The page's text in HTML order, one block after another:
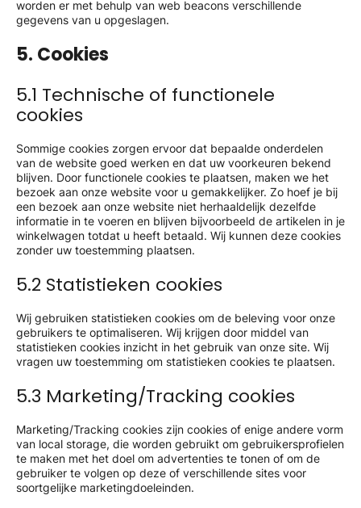
worden er met behulp van web beacons verschillende
gegevens van u opgeslagen.
5. Cookies
5.1 Technische of functionele
cookies
Sommige cookies zorgen ervoor dat bepaalde onderdelen
van de website goed werken en dat uw voorkeuren bekend
blijven. Door functionele cookies te plaatsen, maken we het
bezoek aan onze website voor u gemakkelijker. Zo hoef je bij
een bezoek aan onze website niet herhaaldelijk dezelfde
informatie in te voeren en blijven bijvoorbeeld de artikelen in je
winkelwagen totdat u heeft betaald. Wij kunnen deze cookies
zonder uw toestemming plaatsen.
5.2 Statistieken cookies
Wij gebruiken statistieken cookies om de beleving voor onze
gebruikers te optimaliseren. Wij krijgen door middel van
statistieken cookies inzicht in het gebruik van onze site. Wij
vragen uw toestemming om statistieken cookies te plaatsen.
5.3 Marketing/Tracking cookies
Marketing/Tracking cookies zijn cookies of enige andere vorm
van local storage, die worden gebruikt om gebruikersprofielen
te maken met het doel om advertenties te tonen of om de
gebruiker te volgen op deze of verschillende sites voor
soortgelijke marketingdoeleinden.